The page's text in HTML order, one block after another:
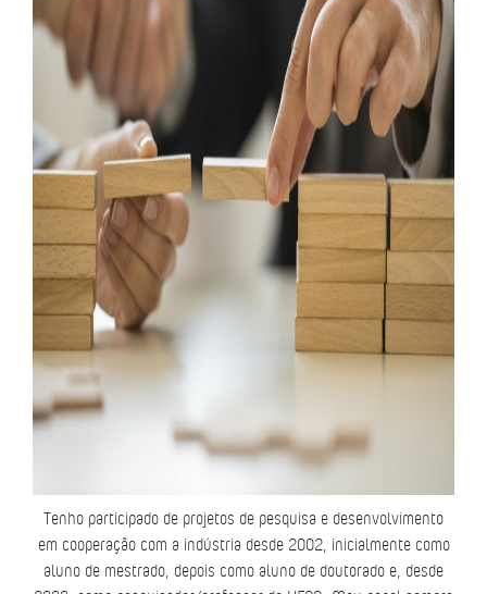
Tenho participado de projetos de pesquisa e desenvolvimento
em cooperação com a indústria desde 2002, inicialmente como
aluno de mestrado, depois como aluno de doutorado e, desde